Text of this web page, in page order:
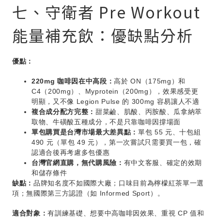
七、守衛者 Pre Workout
能量補充飲：優缺點分析
優點：
220mg 咖啡因在中高段：高於 ON（175mg）和
C4（200mg）、Myprotein（200mg），效果感受更
明顯，又不像 Legion Pulse 的 300mg 容易讓人不適
複合成分配方完整： 甜菜鹼、肌酸、丙胺酸、瓜拿納萃
取物、牛磺酸五種成分，不是只靠咖啡因撐場面
單包購買是台灣市場最大差異點： 單包 55 元、十包組
490 元（單包 49 元），第一次嘗試只需要買一包，確
認適合後再考慮多包優惠
台灣官網直購，無代購風險： 有中文客服、確定的效期
和儲存條件
缺點： 品牌知名度不如國際大廠；口味目前為檸檬紅茶單一選
項；無國際第三方認證（如 Informed Sport）。
適合對象：有訓練基礎、想要中高咖啡因效果、重視 CP 值和